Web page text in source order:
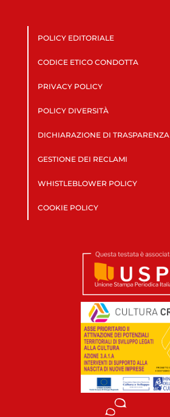
POLICY EDITORIALE
CODICE ETICO CONDOTTA
PRIVACY POLICY
POLICY DIVERSITÀ
DICHIARAZIONE DI TRASPARENZA
GESTIONE DEI RECLAMI
WHISTLEBLOWER POLICY
COOKIE POLICY